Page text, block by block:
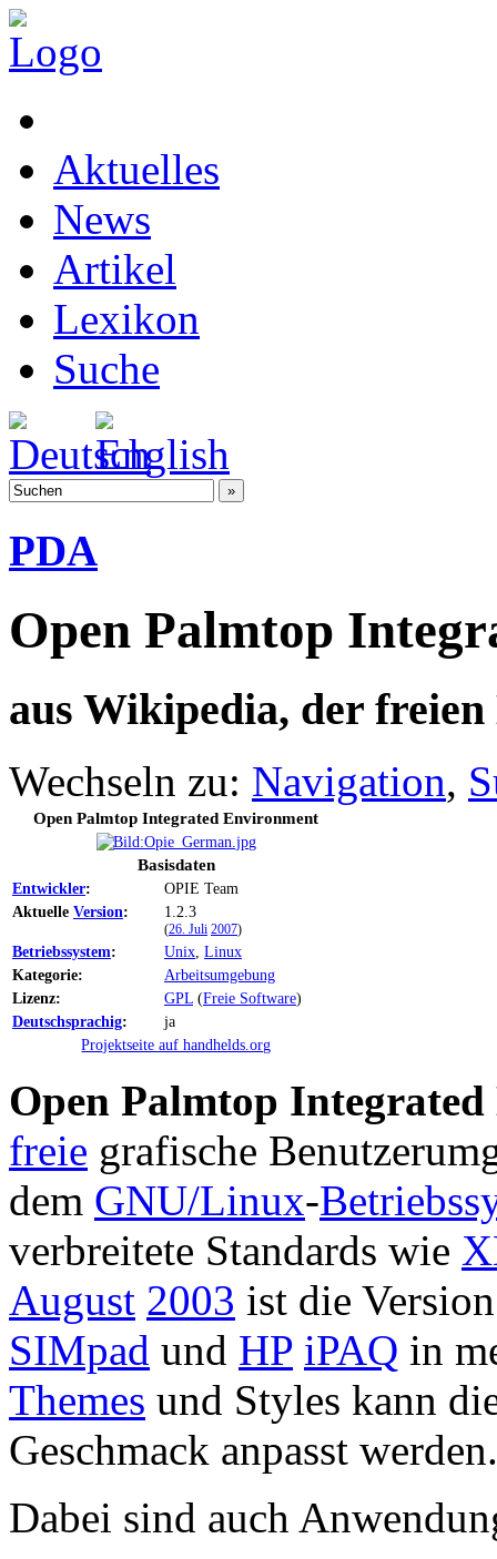
Aktuelles
News
Artikel
Lexikon
Suche
PDA
Open Palmtop
aus Wikipedia, der
Wechseln zu: Navigation,
Open Palmtop Integrated Environment
Basisdaten
Entwickler:
OPIE Team
Aktuelle Version: 1.2.3
(26. Juli 2007)
Betriebssystem: Unix Linux
Kategorie:
Arbeitsumgebung
Lizenz:
GPL (Freie Software)
Deutschsprachig:
ja
Projektseite auf handhelds.org
Open Palmtop
freie grafische
dem GNU/Linux-
verbreitete Standards wie
August 2003 ist die
SIMpad und HP iPAQ in
Themes und Styles kann
Geschmack anpasst werden.
Dabei sind auch